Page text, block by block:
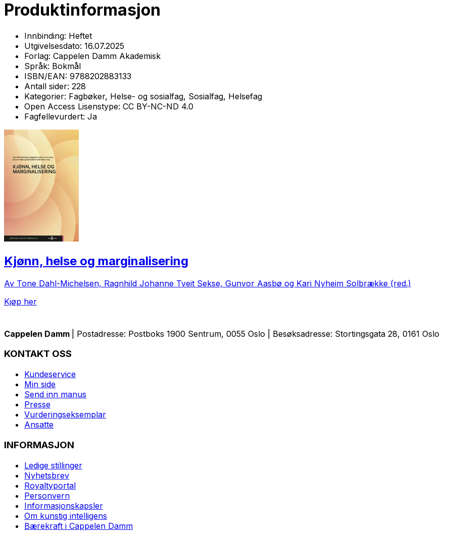
Produktinformasjon
Innbinding: Heftet
Utgivelsesdato: 16.07.2025
Forlag: Cappelen Damm Akademisk
Språk: Bokmål
ISBN/EAN: 9788202883133
Antall sider: 228
Kategorier: Fagbøker, Helse- og sosialfag, Sosialfag, Helsefag
Open Access Lisenstype: CC BY-NC-ND 4.0
Fagfellevurdert: Ja
Kjønn, helse og marginalisering
Av Tone Dahl-Michelsen, Ragnhild Johanne Tveit Sekse, Gunvor Aasbø og Kari Nyheim Solbrække (red.)
Kjøp her
Cappelen Damm | Postadresse: Postboks 1900 Sentrum, 0055 Oslo | Besøksadresse: Stortingsgata 28, 0161 Oslo
KONTAKT OSS
Kundeservice
Min side
Send inn manus
Presse
Vurderingseksemplar
Ansatte
INFORMASJON
Ledige stillinger
Nyhetsbrev
Royaltyportal
Personvern
Informasjonskapsler
Om kunstig intelligens
Bærekraft i Cappelen Damm